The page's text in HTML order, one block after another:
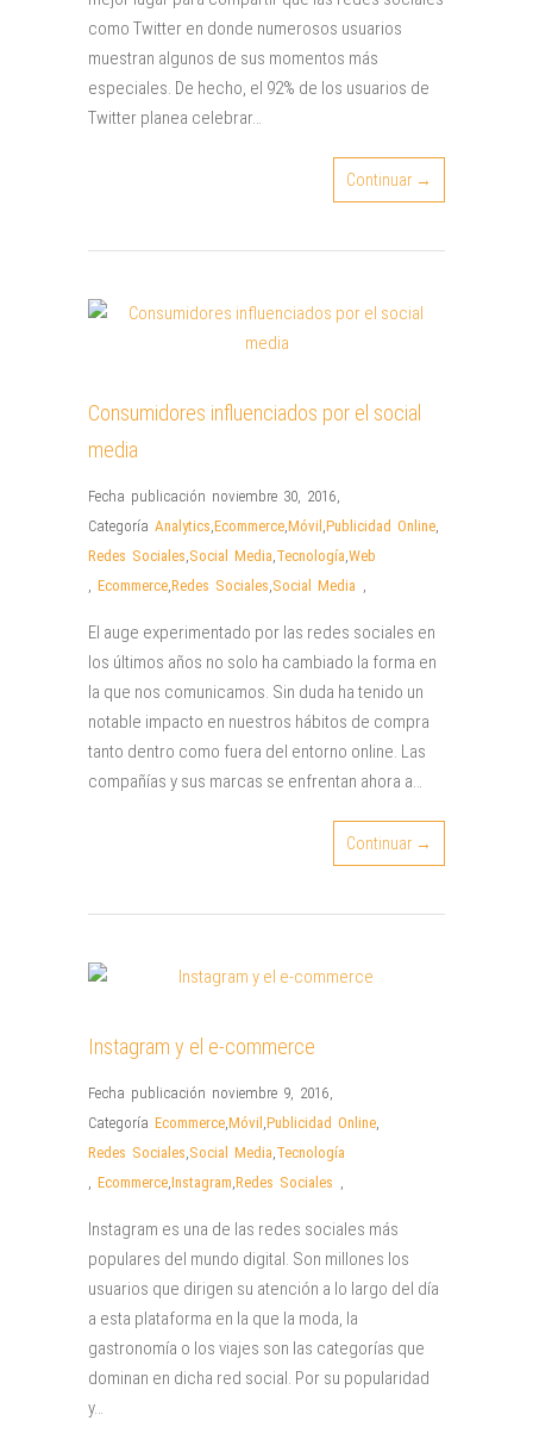
como Twitter en donde numerosos usuarios
muestran algunos de sus momentos más
especiales. De hecho, el 92% de los usuarios de
Twitter planea celebrar…
Continuar →
Consumidores influenciados por el social
media
Fecha publicación noviembre 30, 2016,
Categoría Analytics,Ecommerce,Móvil ,Publicidad Online,
Redes Sociales,Social Media,Tecnología,Web
, Ecommerce,Redes Sociales,Social Media ,
El auge experimentado por las redes sociales en
los últimos años no solo ha cambiado la forma en
la que nos comunicamos. Sin duda ha tenido un
notable impacto en nuestros hábitos de compra
tanto dentro como fuera del entorno online. Las
compañías y sus marcas se enfrentan ahora a…
Continuar →
Instagram y el e-commerce
Fecha publicación noviembre 9, 2016,
Categoría Ecommerce,Móvil ,Publicidad Online,
Redes Sociales,Social Media,Tecnología
, Ecommerce,Instagram,Redes Sociales ,
Instagram es una de las redes sociales más
populares del mundo digital. Son millones los
usuarios que dirigen su atención a lo largo del día
a esta plataforma en la que la moda, la
gastronomía o los viajes son las categorías que
dominan en dicha red social. Por su popularidad
y…